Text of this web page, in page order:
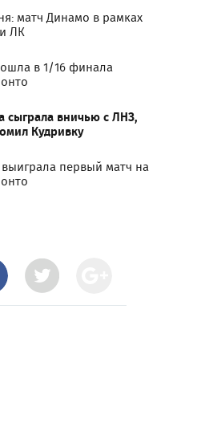
матч Динамо в рамках
ЛК
в 1/16 финала
сыграла вничью с ЛНЗ,
Кудривку
первый матч на